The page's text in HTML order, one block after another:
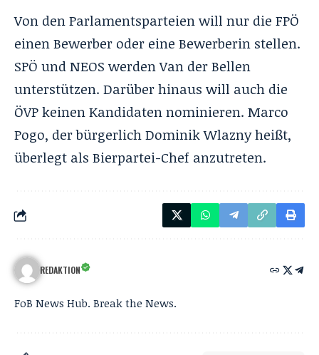
Von den Parlamentsparteien will nur die FPÖ
einen Bewerber oder eine Bewerberin stellen.
SPÖ und NEOS werden Van der Bellen
unterstützen. Darüber hinaus will auch die
ÖVP keinen Kandidaten nominieren. Marco
Pogo, der bürgerlich Dominik Wlazny heißt,
überlegt als Bierpartei-Chef anzutreten.
REDAKTION
FoB News Hub. Break the News.